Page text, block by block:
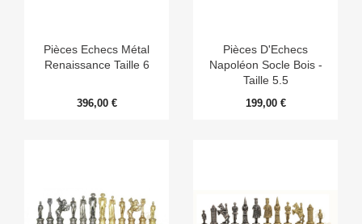
Pièces Echecs Métal
Renaissance Taille 6
396,00 €
Pièces D'Echecs
Napoléon Socle Bois -
Taille 5.5
199,00 €